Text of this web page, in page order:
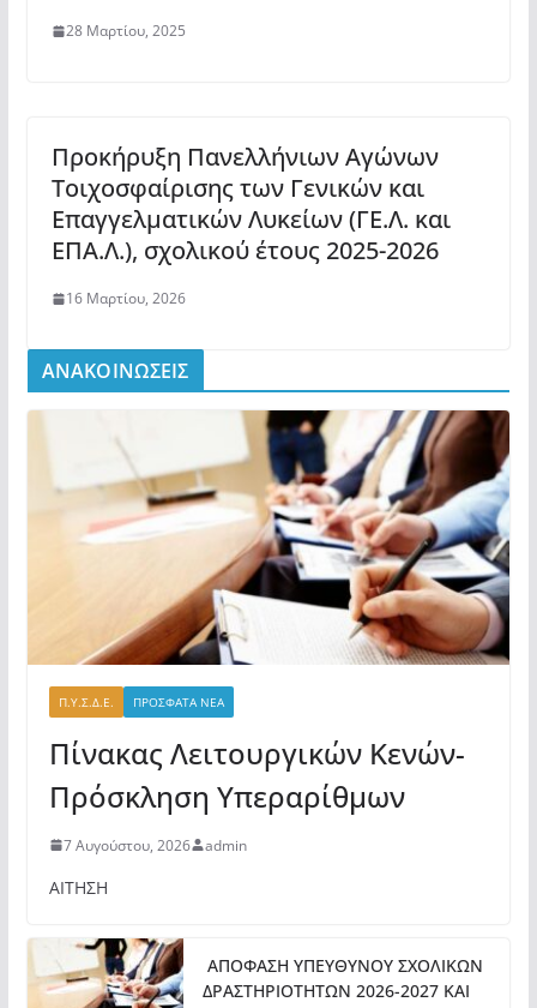
28 Μαρτίου, 2025
Προκήρυξη Πανελλήνιων Αγώνων
Τοιχοσφαίρισης των Γενικών και
Επαγγελματικών Λυκείων (ΓΕ.Λ. και
ΕΠΑ.Λ.), σχολικού έτους 2025-2026
16 Μαρτίου, 2026
ΑΝΑΚΟΙΝΩΣΕΙΣ
Π.Υ.Σ.Δ.Ε. ΠΡΟΣΦΑΤΑ ΝΕΑ
Πίνακας Λειτουργικών Κενών-
Πρόσκληση Υπεραρίθμων
7 Αυγούστου, 2026 admin
ΑΙΤΗΣΗ
ΑΠΟΦΑΣΗ ΥΠΕΥΘΥΝΟΥ ΣΧΟΛΙΚΩΝ
ΔΡΑΣΤΗΡΙΟΤΗΤΩΝ 2026-2027 ΚΑΙ